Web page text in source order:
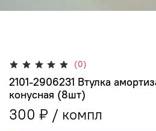
(0)
2101-2906231 Втулка
конусная (8шт)
300 ₽